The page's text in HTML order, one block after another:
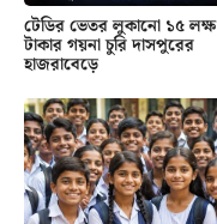
টেডির ভেতর লুকানো ১৫ লক্ষ
টাকার গয়না চুরি দাসপুরের
হাজরাবেড়ে